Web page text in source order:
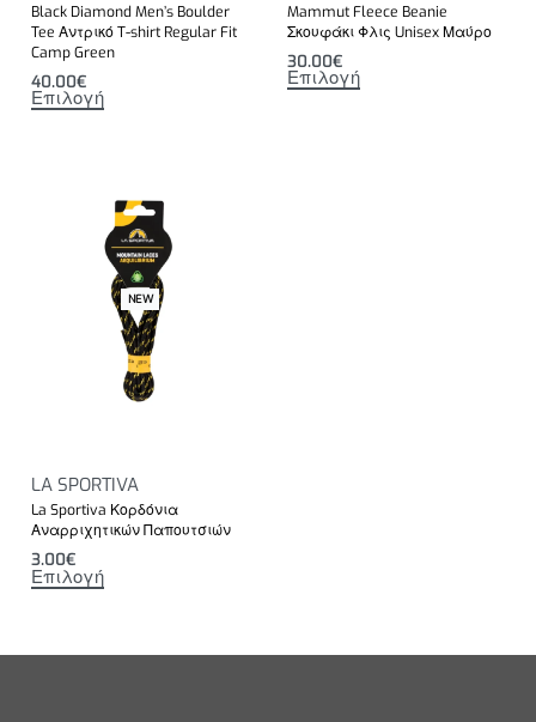
Black Diamond Men’s Boulder
Tee Αντρικό T-shirt Regular Fit
Camp Green
40.00€
Επιλογή
Mammut Fleece Beanie
Σκουφάκι Φλις Unisex Μαύρο
30.00€
Επιλογή
NEW
LA SPORTIVA
La Sportiva Κορδόνια
Αναρριχητικών Παπουτσιών
3.00€
Επιλογή